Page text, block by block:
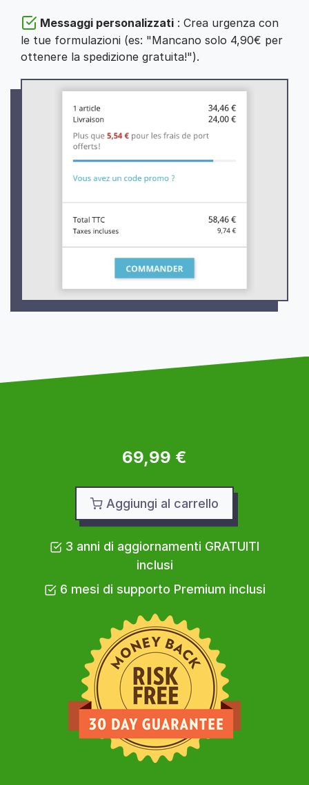
Messaggi personalizzati : Crea urgenza con
le tue formulazioni (es: "Mancano solo 4,90€ per
ottenere la spedizione gratuita!").
69,99 €
Aggiungi al carrello
3 anni di aggiornamenti GRATUITI
inclusi
6 mesi di supporto Premium inclusi